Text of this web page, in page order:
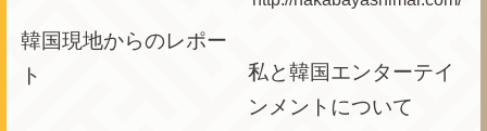
韓国現地からのレポー
ト
私と韓国エンターテイ
ンメントについて